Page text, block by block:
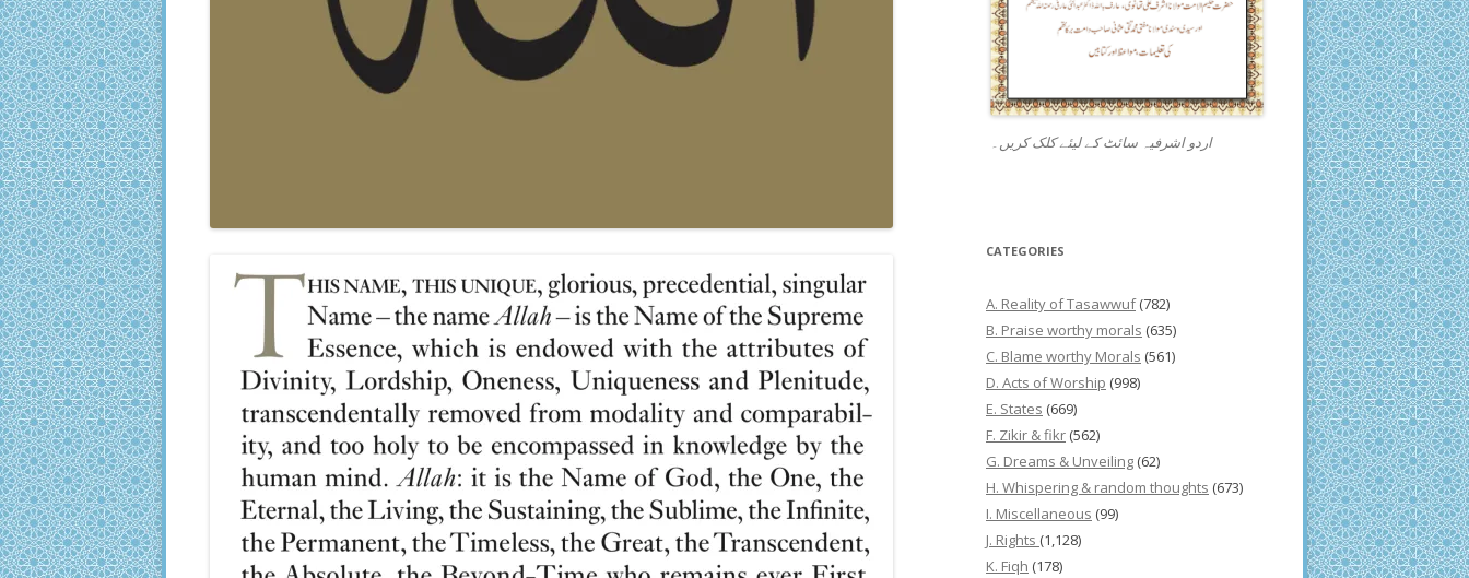
اردو اشرفیہ سائٹ کے لیئے کلک کریں۔
CATEGORIES
A. Reality of Tasawwuf(782)
B. Praise worthy morals (635)
C. Blame worthy Morals (561)
D. Acts of Worship (998)
E. States (669)
F. Zikir & fikr (562)
G. Dreams & Unveiling (62)
H. Whispering & random thoughts (673)
I. Miscellaneous (99)
J. Rights (1,128)
K. Fiqh (178)